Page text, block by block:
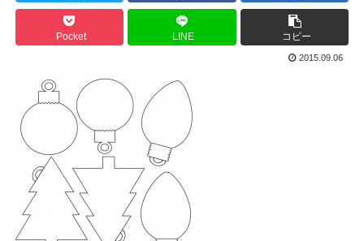
Pocket LINE コピー
2015.09.06